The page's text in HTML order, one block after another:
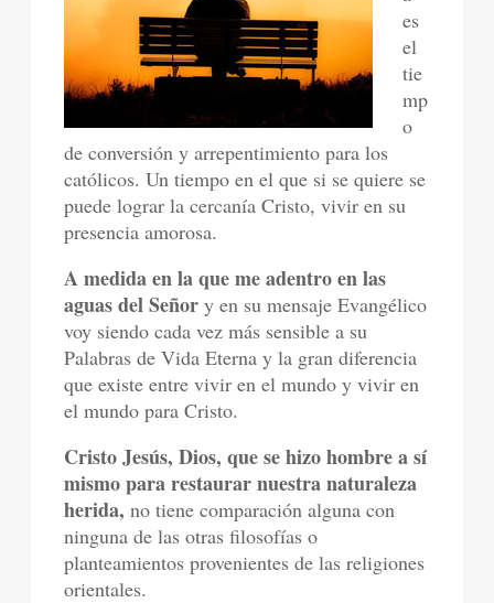
es
el
tie
mp
o
de conversión y arrepentimiento para los
católicos. Un tiempo en el que si se quiere se
puede lograr la cercanía Cristo, vivir en su
presencia amorosa.
A medida en la que me adentro en las
aguas del Señor y en su mensaje Evangélico
voy siendo cada vez más sensible a su
Palabras de Vida Eterna y la gran diferencia
que existe entre vivir en el mundo y vivir en
el mundo para Cristo.
Cristo Jesús, Dios, que se hizo hombre a sí
mismo para restaurar nuestra naturaleza
herida, no tiene comparación alguna con
ninguna de las otras filosofías o
planteamientos provenientes de las religiones
orientales.